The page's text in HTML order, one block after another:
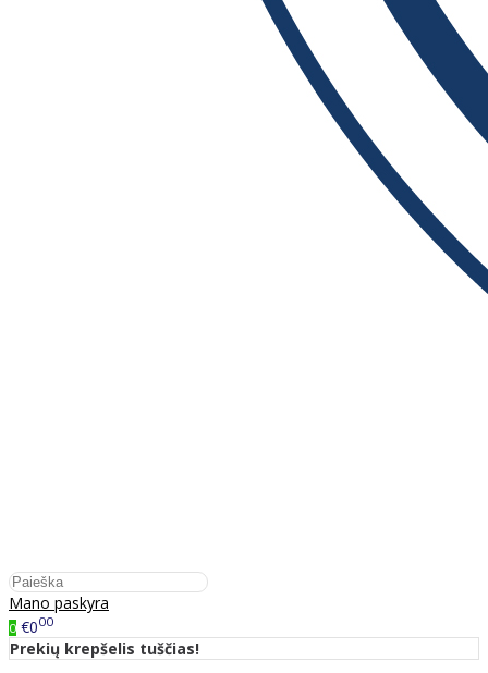
Mano paskyra
0 €000
Prekių krepšelis tuščias!